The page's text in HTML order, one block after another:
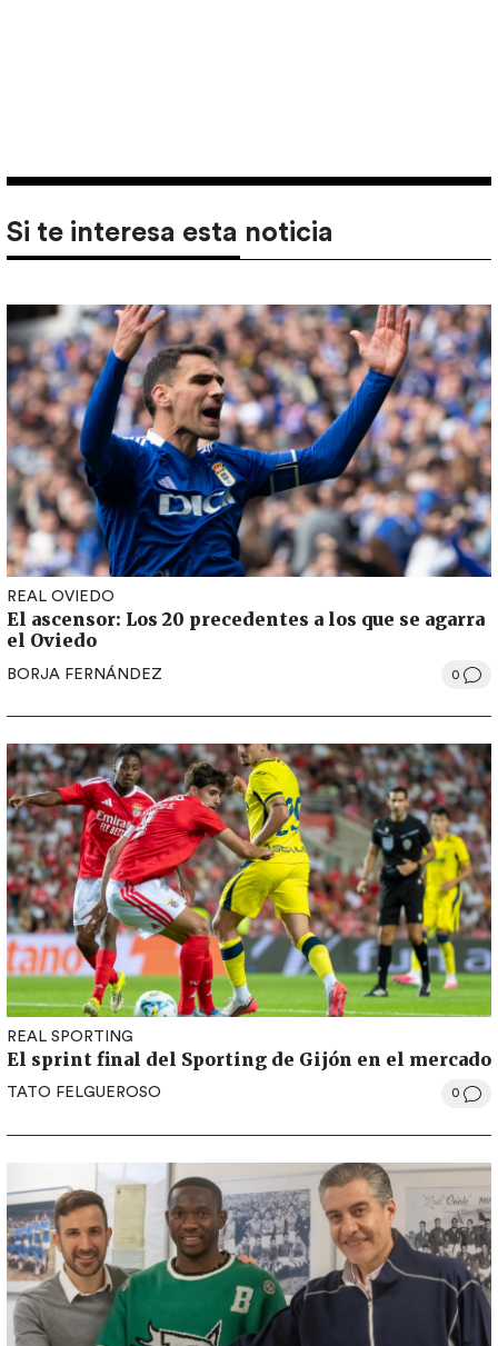
Si te interesa esta noticia
REAL OVIEDO
El ascensor: Los 20 precedentes a los que se agarra
el Oviedo
BORJA FERNÁNDEZ 0
REAL SPORTING
El sprint final del Sporting de Gijón en el mercado
TATO FELGUEROSO 0